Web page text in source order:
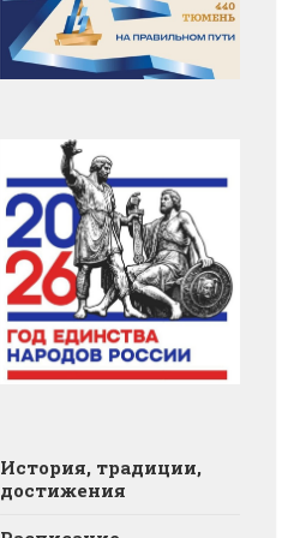
История, традиции,
достижения